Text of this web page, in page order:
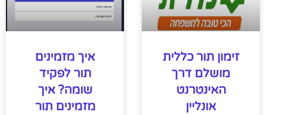
זימון תור כללית
מושלם דרך
האינטרנט
אונליין
איך מזמינים
תור לפקיד
שומה? איך
מזמינים תור